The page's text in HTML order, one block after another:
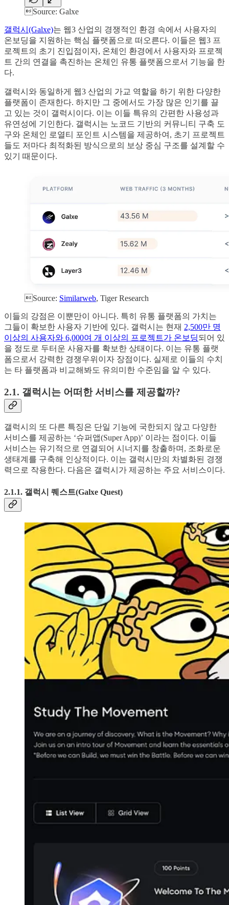
Source: Galxe
갤럭시(Galxe)는 웹3 산업의 경쟁적인 환경 속에서 사용자의
온보딩을 지원하는 핵심 플랫폼으로 떠오른다. 이들은 웹3 프
로젝트의 초기 진입점이자, 온체인 환경에서 사용자와 프로젝
트 간의 연결을 촉진하는 온체인 유통 플랫폼으로서 기능을 한
다.
갤럭시와 동일하게 웹3 산업의 가교 역할을 하기 위한 다양한
플랫폼이 존재한다. 하지만 그 중에서도 가장 많은 인기를 끌
고 있는 것이 갤럭시이다. 이는 이들 특유의 간편한 사용성과
유연성에 기인한다. 갤럭시는 노코드 기반의 커뮤니티 구축 도
구와 온체인 로열티 포인트 시스템을 제공하여, 초기 프로젝트
들도 저마다 최적화된 방식으로의 보상 중심 구조를 설계할 수
있기 때문이다.
Source: Similarweb, Tiger Research
이들의 강점은 이뿐만이 아니다. 특히 유통 플랫폼의 가치는
그들이 확보한 사용자 기반에 있다. 갤럭시는 현재 2,500만 명
이상의 사용자와 6,000여 개 이상의 프로젝트가 온보딩되어 있
을 정도로 두터운 사용자를 확보한 상태이다. 이는 유통 플랫
폼으로서 강력한 경쟁우위이자 장점이다. 실제로 이들의 수치
는 타 플랫폼과 비교해봐도 유의미한 수준임을 알 수 있다.
2.1. 갤럭시는 어떠한 서비스를 제공할까?
갤럭시의 또 다른 특징은 단일 기능에 국한되지 않고 다양한
서비스를 제공하는 ‘슈퍼앱(Super App)’ 이라는 점이다. 이들
서비스는 유기적으로 연결되어 시너지를 창출하며, 조화로운
생태계를 구축해 인상적이다. 이는 갤럭시만의 차별화된 경쟁
력으로 작용한다. 다음은 갤럭시가 제공하는 주요 서비스이다.
2.1.1. 갤럭시 퀘스트(Galxe Quest)